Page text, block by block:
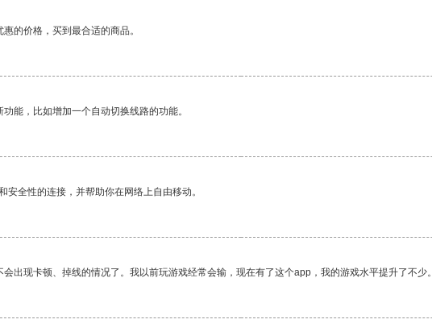
的价格，买到最合适的商品。
能，比如增加一个自动切换线路的功能。
全性的连接，并帮助你在网络上自由移动。
出现卡顿、掉线的情况了。我以前玩游戏经常会输，现在有了这个app，我的游戏水平提升了不少。